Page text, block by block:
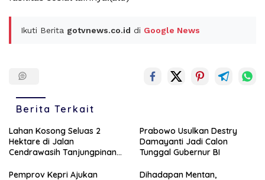
Ikuti Berita gotvnews.co.id di Google News
Berita Terkait
Lahan Kosong Seluas 2
Hektare di Jalan
Cendrawasih Tanjungpinang
Prabowo Usulkan Destry
Damayanti Jadi Calon
Tunggal Gubernur BI
Pemprov Kepri Ajukan
Dihadapan Mentan,